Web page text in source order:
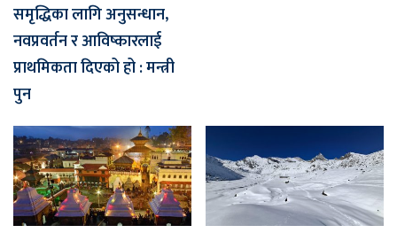
समृद्धिका लागि अनुसन्धान,
नवप्रवर्तन र आविष्कारलाई
प्राथमिकता दिएको हो : मन्त्री
पुन